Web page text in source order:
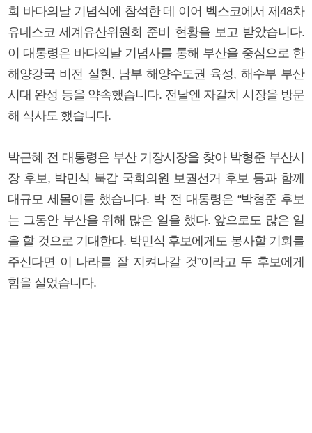
회 바다의날 기념식에 참석한 데 이어 벡스코에서 제48차
유네스코 세계유산위원회 준비 현황을 보고 받았습니다.
이 대통령은 바다의날 기념사를 통해 부산을 중심으로 한
해양강국 비전 실현, 남부 해양수도권 육성, 해수부 부산
시대 완성 등을 약속했습니다. 전날엔 자갈치 시장을 방문
해 식사도 했습니다.
박근혜 전 대통령은 부산 기장시장을 찾아 박형준 부산시
장 후보, 박민식 북갑 국회의원 보궐선거 후보 등과 함께
대규모 세몰이를 했습니다. 박 전 대통령은 “박형준 후보
는 그동안 부산을 위해 많은 일을 했다. 앞으로도 많은 일
을 할 것으로 기대한다. 박민식 후보에게도 봉사할 기회를
주신다면 이 나라를 잘 지켜나갈 것”이라고 두 후보에게
힘을 실었습니다.